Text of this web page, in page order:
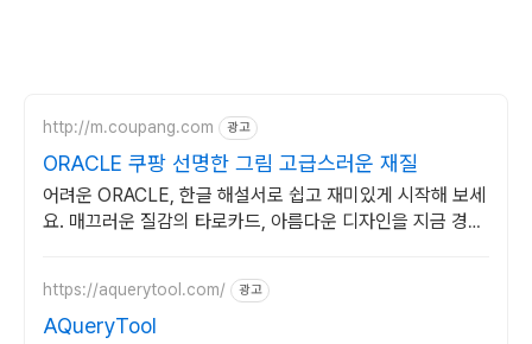
http://m.coupang.com 광고
ORACLE 쿠팡 선명한 그림 고급스러운 재질
어려운 ORACLE, 한글 해설서로 쉽고 재미있게 시작해 보세
요. 매끄러운 질감의 타로카드, 아름다운 디자인을 지금 경험
https://aquerytool.com/ 광고
AQueryTool